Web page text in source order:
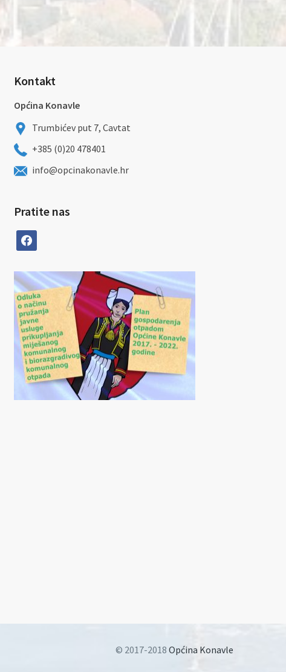
Kontakt
Općina Konavle
Trumbićev put 7, Cavtat
+385 (0)20 478401
info@opcinakonavle.hr
Pratite nas
facebook
© 2017-2018 Općina Konavle